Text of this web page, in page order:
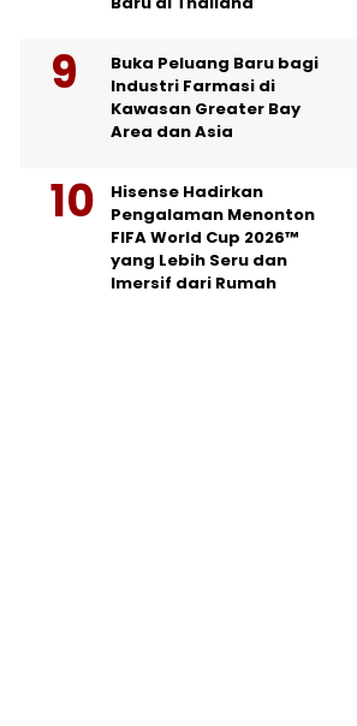
Buka Peluang Baru bagi
Industri Farmasi di
Kawasan Greater Bay
Area dan Asia
Hisense Hadirkan
Pengalaman Menonton
FIFA World Cup 2026™
yang Lebih Seru dan
Imersif dari Rumah